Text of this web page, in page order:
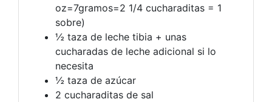
oz=7gramos=2 1/4 cucharaditas = 1
sobre)
½ taza de leche tibia + unas
cucharadas de leche adicional si lo
necesita
½ taza de azúcar
2 cucharaditas de sal